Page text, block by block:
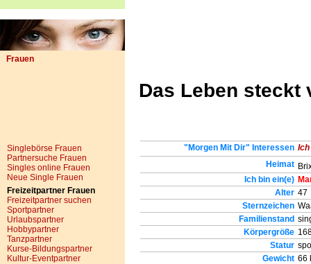
Frauen
Singlebörse Frauen
Partnersuche Frauen
Singles online Frauen
Neue Single Frauen
Freizeitpartner Frauen
Freizeitpartner suchen
Sportpartner
Urlaubspartner
Hobbypartner
Tanzpartner
Kurse-Bildungspartner
Kultur-Eventpartner
Das Leben steckt
"Morgen Mit Dir" Interessen
Heimat
Ich bin ein(e)
Alter 47
Sternzeichen
Familienstand
Körpergröße
Statur
Gewicht 66